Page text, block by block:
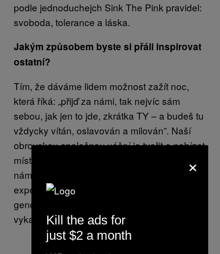
podle jednoduchejch Sink The Pink pravidel:
svoboda, tolerance a láska.
Jakým způsobem byste si přáli inspirovat
ostatní?
Tím, že dáváme lidem možnost zažít noc,
která říká: „přijď za námi, tak nejvíc sám
sebou, jak jen to jde, zkrátka TY – a budeš tu
vždycky vítán, oslavován a milován”. Naší
obrovskou společnou vášní je tvořit a nabízet
místo pro podobně smýšlející jedince, kteří za
námi můžou kdykoli přijít a najít sami sebe,
experimentovat s různými vzhledy, hrát si s
genderem, zapomenout na svý trápení a
vykašlat se na konformitu.
×
Kill the ads for
just $2 a month